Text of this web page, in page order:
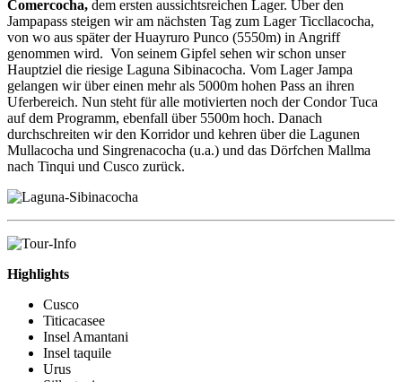
Comercocha, dem ersten aussichtsreichen Lager. Über den
Jampapass steigen wir am nächsten Tag zum Lager Ticcllacocha,
von wo aus später der Huayruro Punco (5550m) in Angriff
genommen wird. Von seinem Gipfel sehen wir schon unser
Hauptziel die riesige Laguna Sibinacocha. Vom Lager Jampa
gelangen wir über einen mehr als 5000m hohen Pass an ihren
Uferbereich. Nun steht für alle motivierten noch der Condor Tuca
auf dem Programm, ebenfall über 5500m hoch. Danach
durchschreiten wir den Korridor und kehren über die Lagunen
Mullacocha und Singrenacocha (u.a.) und das Dörfchen Mallma
nach Tinqui und Cusco zurück.
Highlights
Cusco
Titicacasee
Insel Amantani
Insel taquile
Urus